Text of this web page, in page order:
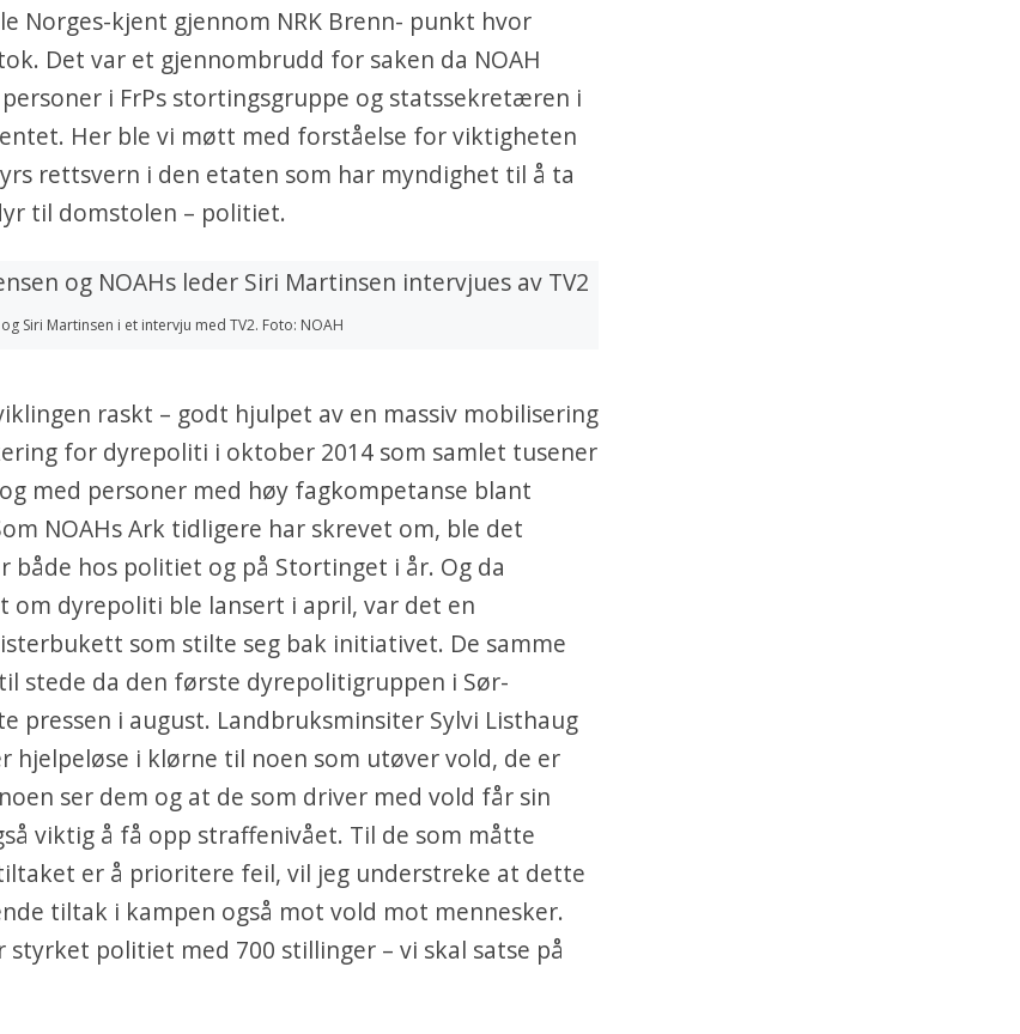
Norges-kjent gjennom NRK Brenn- punkt hvor
Det var et gjennombrudd for saken da NOAH
i FrPs stortingsgruppe og statssekretæren i
Her ble vi møtt med forståelse for viktigheten
rettsvern i den etaten som har myndighet til å ta
til domstolen – politiet.
Siri Martinsen i et intervju med TV2. Foto: NOAH
raskt – godt hjulpet av en massiv mobilisering
for dyrepoliti i oktober 2014 som samlet tusener
med personer med høy fagkompetanse blant
NOAHs Ark tidligere har skrevet om, ble det
både hos politiet og på Stortinget i år. Og da
om dyrepoliti ble lansert i april, var det en
som stilte seg bak initiativet. De samme
stede da den første dyrepolitigruppen i Sør-
pressen i august. Landbruksminsiter Sylvi Listhaug
hjelpeløse i klørne til noen som utøver vold, de er
ser dem og at de som driver med vold får sin
viktig å få opp straffenivået. Til de som måtte
er å prioritere feil, vil jeg understreke at dette
tiltak i kampen også mot vold mot mennesker.
styrket politiet med 700 stillinger – vi skal satse på